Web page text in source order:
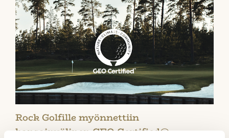
Rock Golfille myönnettiin
kansainvälinen GEO Certified® -